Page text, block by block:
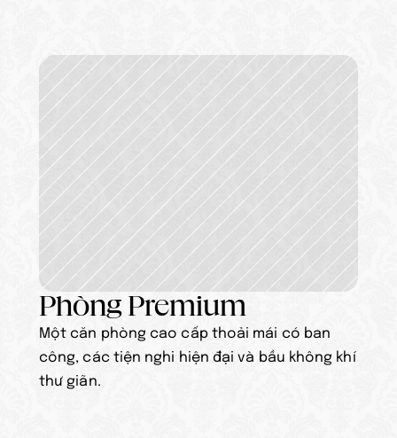
Phòng Premium
Một căn phòng cao cấp thoải mái có ban
công, các tiện nghi hiện đại và bầu không khí
thư giãn.